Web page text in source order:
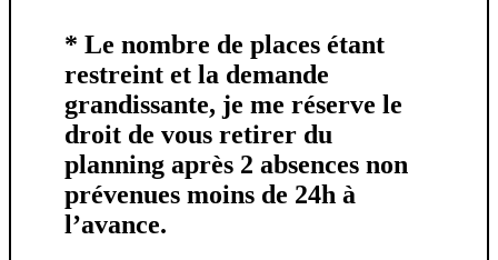
* Le nombre de places étant
restreint et la demande
grandissante, je me réserve le
droit de vous retirer du
planning après 2 absences non
prévenues moins de 24h à
l’avance.